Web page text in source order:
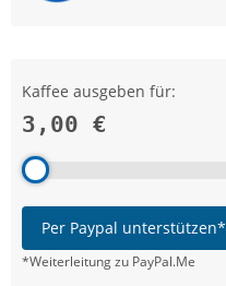
Kaffee ausgeben für:
3,00 €
Per Paypal unterstützen*
*Weiterleitung zu PayPal.Me